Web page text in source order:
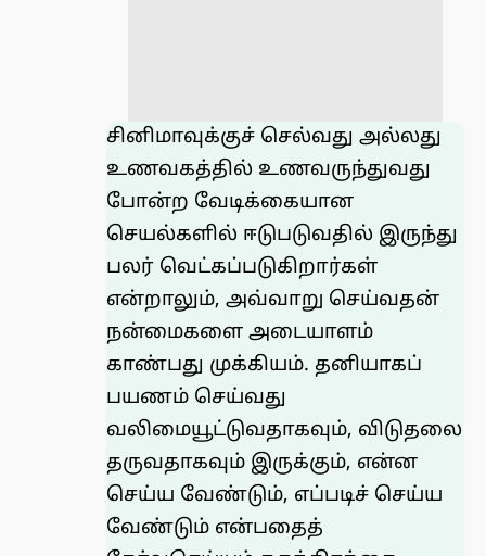
சினிமாவுக்குச் செல்வது அல்லது
உணவகத்தில் உணவருந்துவது
போன்ற வேடிக்கையான
செயல்களில் ஈடுபடுவதில் இருந்து
பலர் வெட்கப்படுகிறார்கள்
என்றாலும், அவ்வாறு செய்வதன்
நன்மைகளை அடையாளம்
காண்பது முக்கியம். தனியாகப்
பயணம் செய்வது
வலிமையூட்டுவதாகவும், விடுதலை
தருவதாகவும் இருக்கும், என்ன
செய்ய வேண்டும், எப்படிச் செய்ய
வேண்டும் என்பதைத்